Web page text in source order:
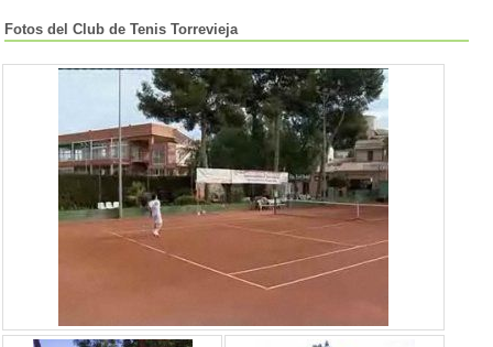
Fotos del Club de Tenis Torrevieja